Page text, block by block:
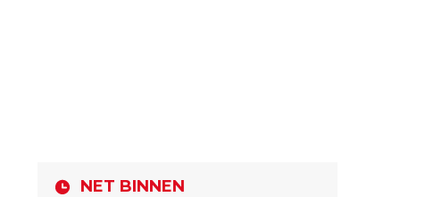
NET BINNEN